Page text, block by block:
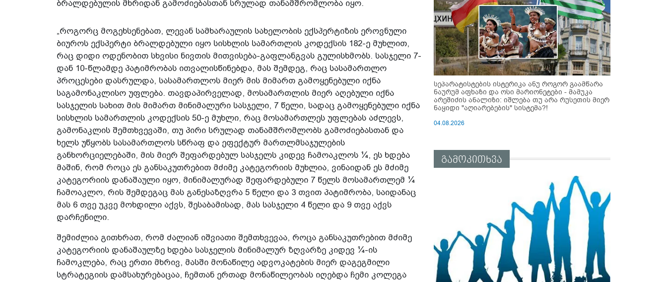
ბრალდებულის მხრიდან გამოძიებასთან სრულად თანამშრომლობა იყო.
„როგორც მოგეხსენებათ, ლევან სამხარაულის სახელობის ექსპერტიზის ეროვნული
ბიუროს ექსპერტი ბრალდებული იყო სისხლის სამართლის კოდექსის 182-ე მუხლით,
რაც დიდი ოდენობით სხვისი ნივთის მითვისება-გაფლანგვას გულისხმობს. სასჯელი 7-
დან 10-წლამდე პატიმრობას ითვალისწინებდა, მას შემდეგ, რაც სასამართლო
პროცესები დასრულდა, სასამართლოს მიერ მის მიმართ გამოყენებული იქნა
საგამონაკლისო უფლება. თავდაპირველად, მოსამართლის მიერ აღებული იქნა
სასჯელის სახით მის მიმართ მინიმალური სასჯელი, 7 წელი, სადაც გამოყენებული იქნა
სისხლის სამართლის კოდექსის 50-ე მუხლი, რაც მოსამართლეს უფლებას აძლევს,
გამონაკლის შემთხვევაში, თუ პირი სრულად თანამშრომლობს გამოძიებასთან და
ხელს უწყობს სასამართლოს სწრაფ და ეფექტურ მართლმსაჯულების
განხორციელებაში, მის მიერ შეფარდებულ სასჯელს კიდევ ჩამოაკლოს ¼, ეს ხდება
მაშინ, რომ როცა ეს განსაკუთრებით მძიმე კატეგორიის მუხლია, ვინაიდან ეს მძიმე
კატეგორიის დანაშაული იყო, მინიმალურად შეფარდებული 7 წელს მოსამართლემ ¼
ჩამოაკლო, რის შემდეგაც მას განესაზღვრა 5 წელი და 3 თვით პატიმრობა, საიდანაც
მას 6 თვე უკვე მოხდილი აქვს, შესაბამისად, მას სასჯელი 4 წელი და 9 თვე აქვს
დარჩენილი.
შემიძლია გითხრათ, რომ ძალიან იშვიათი შემთხვევაა, როცა განსაკუთრებით მძიმე
კატეგორიის დანაშაულზე ხდება სასჯელის მინიმალურ ზღვარზე კიდევ ¼-ის
ჩამოკლება, რაც ერთი მხრივ, მასში მონაწილე ადვოკატების მიერ დაგეგმილი
სტრატეგიის დამსახურებაცაა, ჩემთან ერთად მონაწილეობას იღებდა ჩემი კოლეგა
სეპარატისტების ისტერიკა ანუ როგორ გაამწარა
ნაურუმ აფხაზი და ოსი მარიონეტები - მამუკა
არეშიძის ანალიზი: იშლება თუ არა რუსეთის მიერ
ნაყიდი "აღიარებების" სისტემა?!
04.08.2026
გამოკითხვა